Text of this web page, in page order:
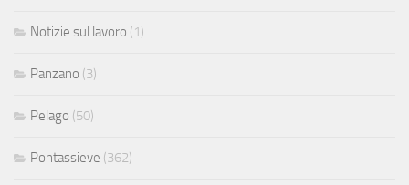
Notizie sul lavoro (1)
Panzano (3)
Pelago (50)
Pontassieve (362)